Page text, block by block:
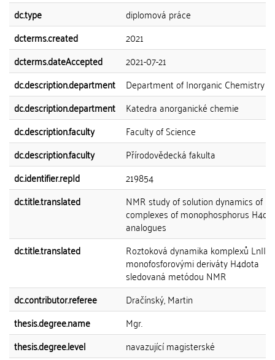
dc.type
diplomová práce
dcterms.created
2021
dcterms.dateAccepted
2021-07-21
dc.description.department
Department of Inorganic Chemistry
dc.description.department
Katedra anorganické chemie
dc.description.faculty
Faculty of Science
dc.description.faculty
Přírodovědecká fakulta
dc.identifier.repId
219854
dc.title.translated
NMR study of solution dynamics of
complexes of monophosphorus
analogues
dc.title.translated
Roztoková dynamika komplexů LnIII s
monofosforovými deriváty H4dota
sledovaná metódou NMR
dc.contributor.referee
Dračínský, Martin
thesis.degree.name
Mgr.
thesis.degree.level
navazující magisterské